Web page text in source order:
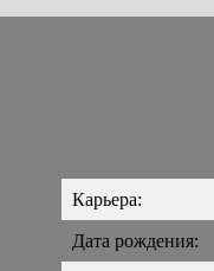
Карьера:
Дата рождения: